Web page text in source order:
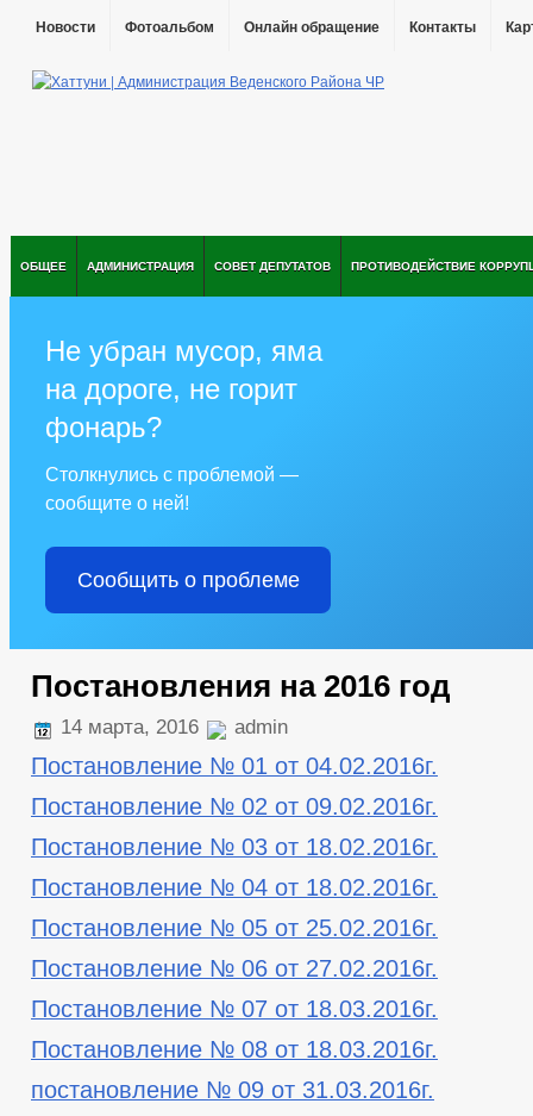
Новости Фотоальбом Онлайн обращение Контакты
ОБЩЕЕ АДМИНИСТРАЦИЯ СОВЕТ ДЕПУТАТОВ ПРОТИВОДЕЙСТВИЕ
Не убран мусор, яма
на дороге, не горит
фонарь?
Столкнулись с проблемой —
сообщите о ней!
Сообщить о проблеме
Постановления на 2016 год
14 марта, 2016 admin
Постановление № 01 от 04.02.2016г.
Постановление № 02 от 09.02.2016г.
Постановление № 03 от 18.02.2016г.
Постановление № 04 от 18.02.2016г.
Постановление № 05 от 25.02.2016г.
Постановление № 06 от 27.02.2016г.
Постановление № 07 от 18.03.2016г.
Постановление № 08 от 18.03.2016г.
постановление № 09 от 31.03.2016г.